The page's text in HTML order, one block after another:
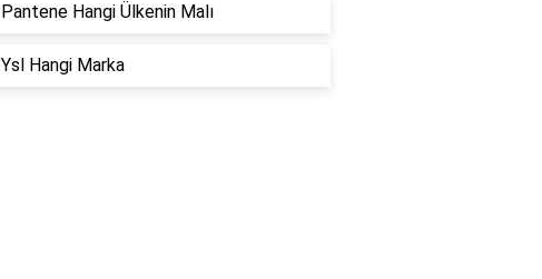
Pantene Hangi Ülkenin Malı
Ysl Hangi Marka